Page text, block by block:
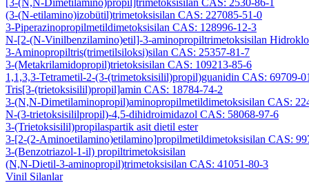
[3-(N,N-Dimetilamino)propil]trimetoksisilan CAS: 2530-86-1
(3-(N-etilamino)izobütil)trimetoksisilan CAS: 227085-51-0
3-Piperazinopropilmetildimetoksisilan CAS: 128996-12-3
N-[2-(N-Vinilbenzilamino)etil]-3-aminopropiltrimetoksisilan
3-Aminopropiltris(trimetilsiloksi)silan CAS: 25357-81-7
3-(Metakrilamidopropil)trietoksisilan CAS: 109213-85-6
1,1,3,3-Tetrametil-2-(3-(trimetoksisilil)propil)guanidin CAS: 69709-
Tris[3-(trietoksisilil)propil]amin CAS: 18784-74-2
3-(N,N-Dimetilaminopropil)aminopropilmetildimetoksisilan CAS:
N-(3-trietoksisililpropil)-4,5-dihidroimidazol CAS: 58068-97-6
3-(Trietoksisilil)propilaspartik asit dietil ester
3-[2-(2-Aminoetilamino)etilamino]propilmetildimetoksisilan CAS:
3-(Benzotriazol-1-il) propiltrimetoksisilan
(N,N-Dietil-3-aminopropil)trimetoksisilan CAS: 41051-80-3
Vinil Silanlar